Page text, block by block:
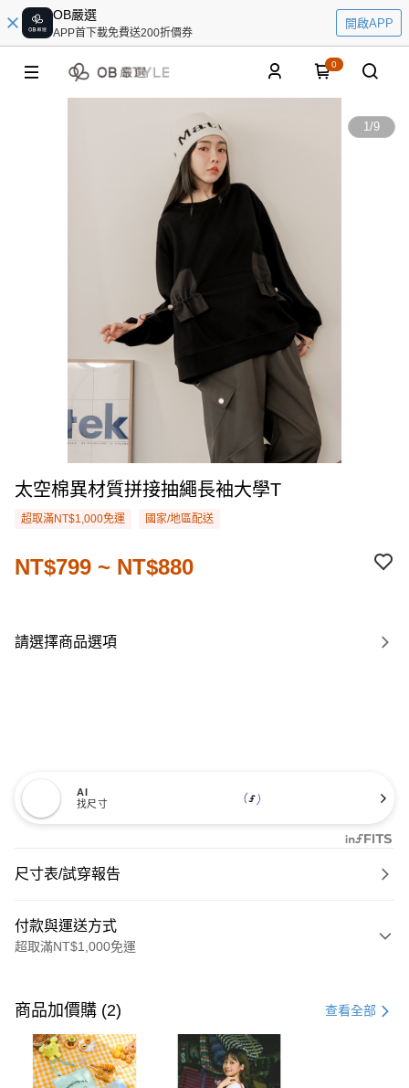
OB嚴選
APP首下載免費送200折價券
開啟APP
0
1/9
太空棉異材質拼接抽繩長袖大學T
超取滿NT$1,000免運 國家/地區配送
NT$799 ~ NT$880
請選擇商品選項
AI
找尺寸
尺寸表/試穿報告
付款與運送方式
超取滿NT$1,000免運
信用卡一次付款
購物金
超商取貨付款
商品加價購 (2) 查看全部